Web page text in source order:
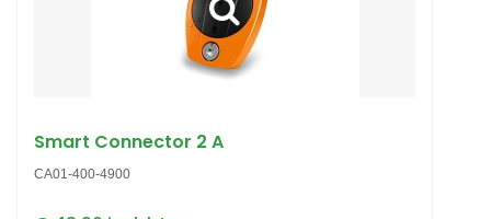
Smart Connector 2 A
CA01-400-4900